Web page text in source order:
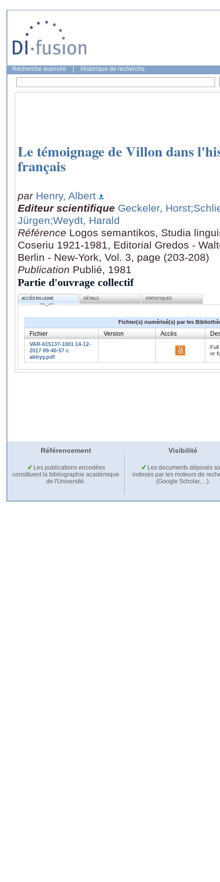
Recherche avancée Historique de recherche
Le témoignage de Villon dans
français
par Henry, Albert
Editeur scientifique Geckeler, Horst
Jürgen;Weydt, Harald
Référence Logos semantikos, Studia
Coseriu 1921-1981, Editorial Gredos -
Berlin - New-York, Vol. 3, page (203-208)
Publication Publié, 1981
Partie d'ouvrage collectif
ACCÈS EN LIGNE DÉTAILS STATISTIQUES
Fichier(s) numérisé(s) par les
Fichier Version Accès
VAR-615137-1001 14-12-
2017 09-40-57 c
abbyy.pdf
or
Référencement Visibilité
Les publications encodées
constituent la bibliographie académique
de l'Université.
Les documents déposés
indexés par les moteurs de
(Google Scholar,…).